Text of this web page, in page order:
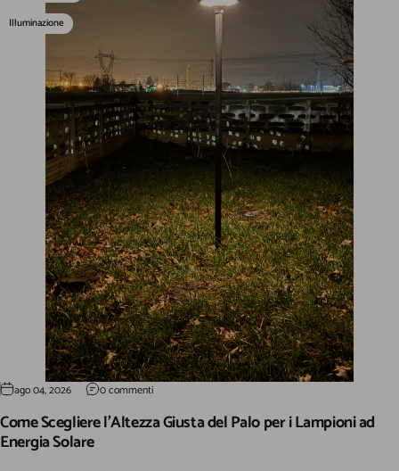
Illuminazione
ago 04, 2026 0 commenti
Come Scegliere l’Altezza Giusta del Palo per i Lampioni ad
Energia Solare